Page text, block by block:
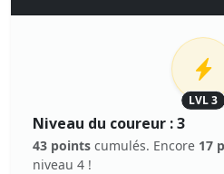
LVL 3
Niveau du coureur : 3
43 points cumulés. Encore 17
niveau 4 !